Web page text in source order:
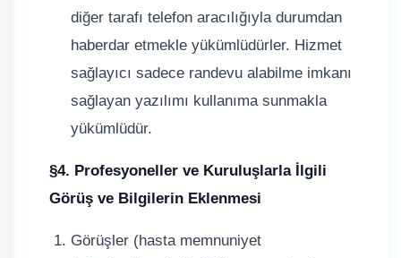
diğer tarafı telefon aracılığıyla durumdan
haberdar etmekle yükümlüdürler. Hizmet
sağlayıcı sadece randevu alabilme imkanı
sağlayan yazılımı kullanıma sunmakla
yükümlüdür.
§4. Profesyoneller ve Kuruluşlarla İlgili
Görüş ve Bilgilerin Eklenmesi
Görüşler (hasta memnuniyet